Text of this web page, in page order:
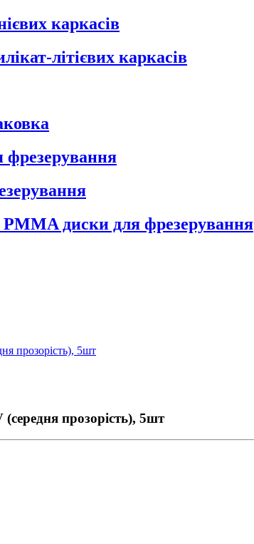
каркасів
літієвих каркасів
фрезерування
PMMA диски для фрезерування
прозорість), 5шт
прозорість), 5шт